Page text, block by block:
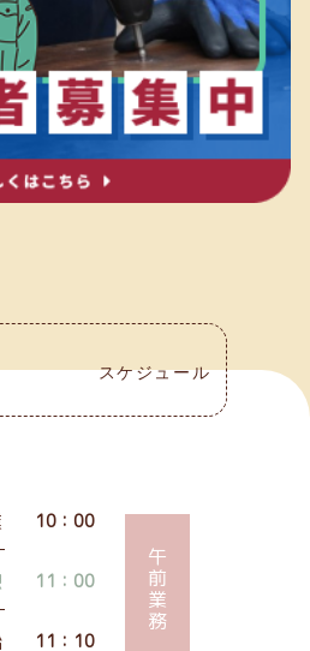
スケジュール
10：00
11：00
11：10
午前業務